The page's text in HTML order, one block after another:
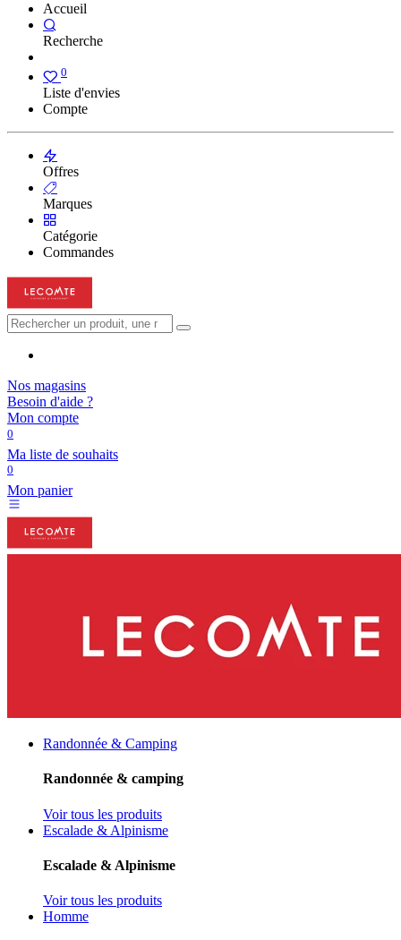
Accueil
Recherche
0
Liste d'envies
Compte
Offres
Marques
Catégorie
Commandes
Nos magasins
Besoin d'aide ?
Mon compte
0
Ma liste de souhaits
0
Mon panier
Randonnée & Camping
Randonnée & camping
Voir tous les produits
Escalade & Alpinisme
Escalade & Alpinisme
Voir tous les produits
Homme